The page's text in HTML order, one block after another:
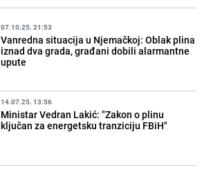
07.10.25. 21:53
Vanredna situacija u Njemačkoj: Oblak plina
iznad dva grada, građani dobili alarmantne
upute
14.07.25. 13:56
Ministar Vedran Lakić: "Zakon o plinu
ključan za energetsku tranziciju FBiH"